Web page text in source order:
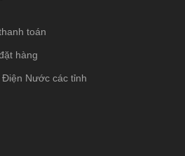
toán
hàng
Nước các tỉnh